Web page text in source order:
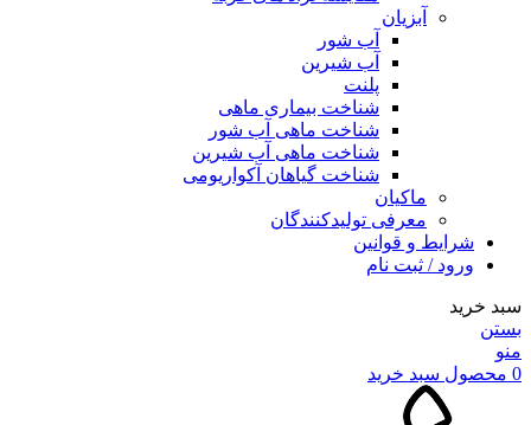
آبزیان
آب شور
آب شیرین
پلنت
شناخت بیماری ماهی
شناخت ماهی آب شور
شناخت ماهی آب شیرین
شناخت گیاهان آکواریومی
ماکیان
معرفی تولیدکنندگان
شرایط و قوانین
ورود / ثبت نام
سبد خرید
بستن
منو
0 محصول سبد خرید